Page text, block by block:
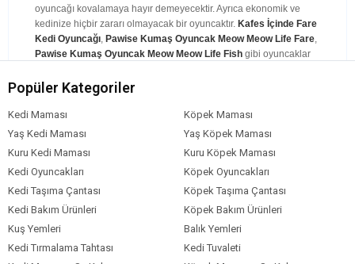
oyuncağı kovalamaya hayır demeyecektir. Ayrıca ekonomik ve
kedinize hiçbir zararı olmayacak bir oyuncaktır. Kafes İçinde Fare
Kedi Oyuncağı, Pawise Kumaş Oyuncak Meow Meow Life Fare,
Pawise Kumaş Oyuncak Meow Meow Life Fish gibi oyuncaklar
Kedilere özel olarak üretilen lazer işaretlerini alabilirsiniz. Diğer
lazer ışınlarını aldığınız zaman kedinizin gözlerine ciddi zararlar
verebilir. Ona özel üretilen lazer ışınını almadığınız zaman kediniz
sürekli o ışığı takip eder ve reflekslerini güçlü olduğunu göz önüne
alırsak bu zararların gerçekleşme ihtimali hiç de düşük değildir. Bu
sebeple kedinize alacağınız oyuncak ona özel üretilmiş olmalıdır.
Kediler lazerli ışıklarla oynamayı ya çok sever ya da hiç sevmezler.
Çünkü kediler çevresinde hareket eden bir şey gördüğünde hırçın
ve saldırgan bir davranış gösterir. Önce sakin olarak hedeflerini
izler ve aniden o noktaya karşı saldırıya geçer. Kediniz ne kadar
uğraşırlarsa uğraşsınlar bu lazerli ışını yakalayamayacaktır. Bu da
Popüler Kategoriler
Kedi Maması
Köpek Maması
Yaş Kedi Maması
Yaş Köpek Maması
Kuru Kedi Maması
Kuru Köpek Maması
Kedi Oyuncakları
Köpek Oyuncakları
Kedi Taşıma Çantası
Köpek Taşıma Çantası
Kedi Bakım Ürünleri
Köpek Bakım Ürünleri
Kuş Yemleri
Balık Yemleri
Kedi Tırmalama Tahtası
Kedi Tuvaleti